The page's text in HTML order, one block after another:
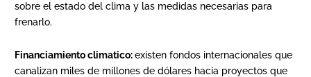
sobre el estado del clima y las medidas necesarias para
frenarlo.
Financiamiento climatico:existen fondos internacionales que
canalizan miles de millones de dólares hacia proyectos que